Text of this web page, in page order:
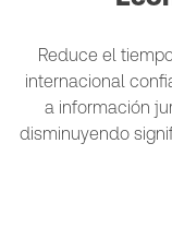
Reduce el
internacional
a información
disminuyendo